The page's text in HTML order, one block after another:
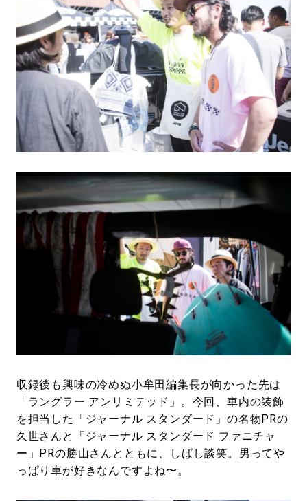
収録後も興味の冷めぬ小牟田編集長が向かった先は
「ラングラー アンリミテッド」。今回、車内の装飾
を担当した「ジャーナル スタンダード」の名物PRの
久世さんと「ジャーナル スタンダード ファニチャ
ー」PRの勝山さんとともに、しばし談笑。男ってや
っぱり車が好きなんですよね〜。